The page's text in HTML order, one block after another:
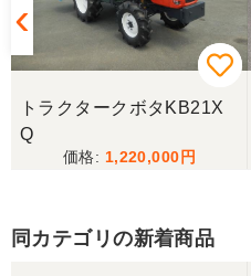
美品を格安で譲って頂
無料で運んで頂き有
い出品者です、
この度はありがとうご
トラクタークボタKB21X
Q
1,220,000
同カテゴリの新着商品